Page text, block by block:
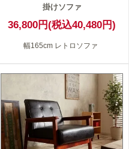
掛けソファ
36,800円(税込40,480円)
幅165cm レトロソファ